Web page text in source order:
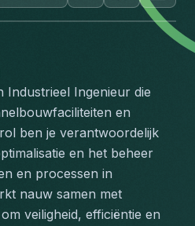
Industrieel Ingenieur die
en
ben je verantwoordelijk
en het beheer
en processen in
nauw samen met
veiligheid, efficiëntie en